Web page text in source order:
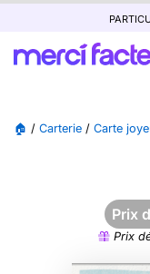
🏠 / Carterie / Carte
Prix
Prix